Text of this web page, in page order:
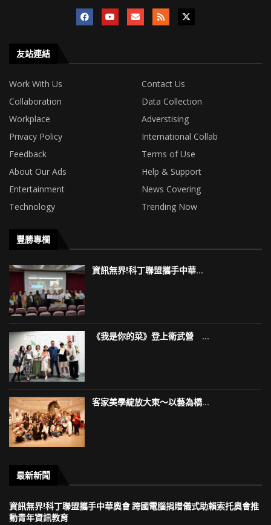
友站連結
Work With Us
Contact Us
Collaboration
Data Collection
Workplace
Adverstising
Privacy Policy
International Collab
Feedback
Terms of Use
About Our Ads
Help & Support
Entertainment
News Covering
Technology
Trending Now
豐勝專欄
資訊無界!科丁聯盟攜手中華...
《我是你的菜》登上衛武營 ...
客家美學綻放大東～以藝為橋...
最新新聞
資訊無界!科丁聯盟攜手中華奧會 跨國電腦捐贈儀式助賴索托奧會推
動青年資訊教育